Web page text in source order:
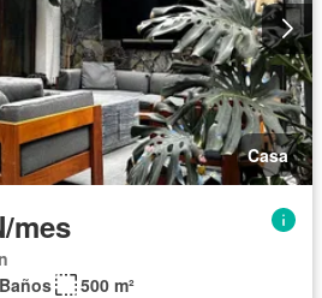
Casa
mes
500 m²